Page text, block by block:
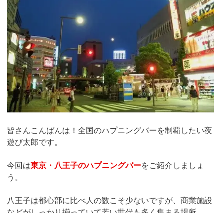
皆さんこんばんは！全国のハプニングバーを制覇したい夜
遊び太郎です。
今回は東京・八王子のハプニングバーをご紹介しましょ
う。
八王子は都心部に比べ人の数こそ少ないですが、商業施設